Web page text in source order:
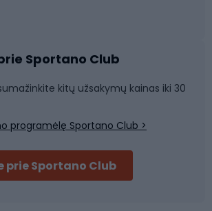
Sportano Club
kitų užsakymų kainas iki 30
programėlę Sportano Club >
prie Sportano Club